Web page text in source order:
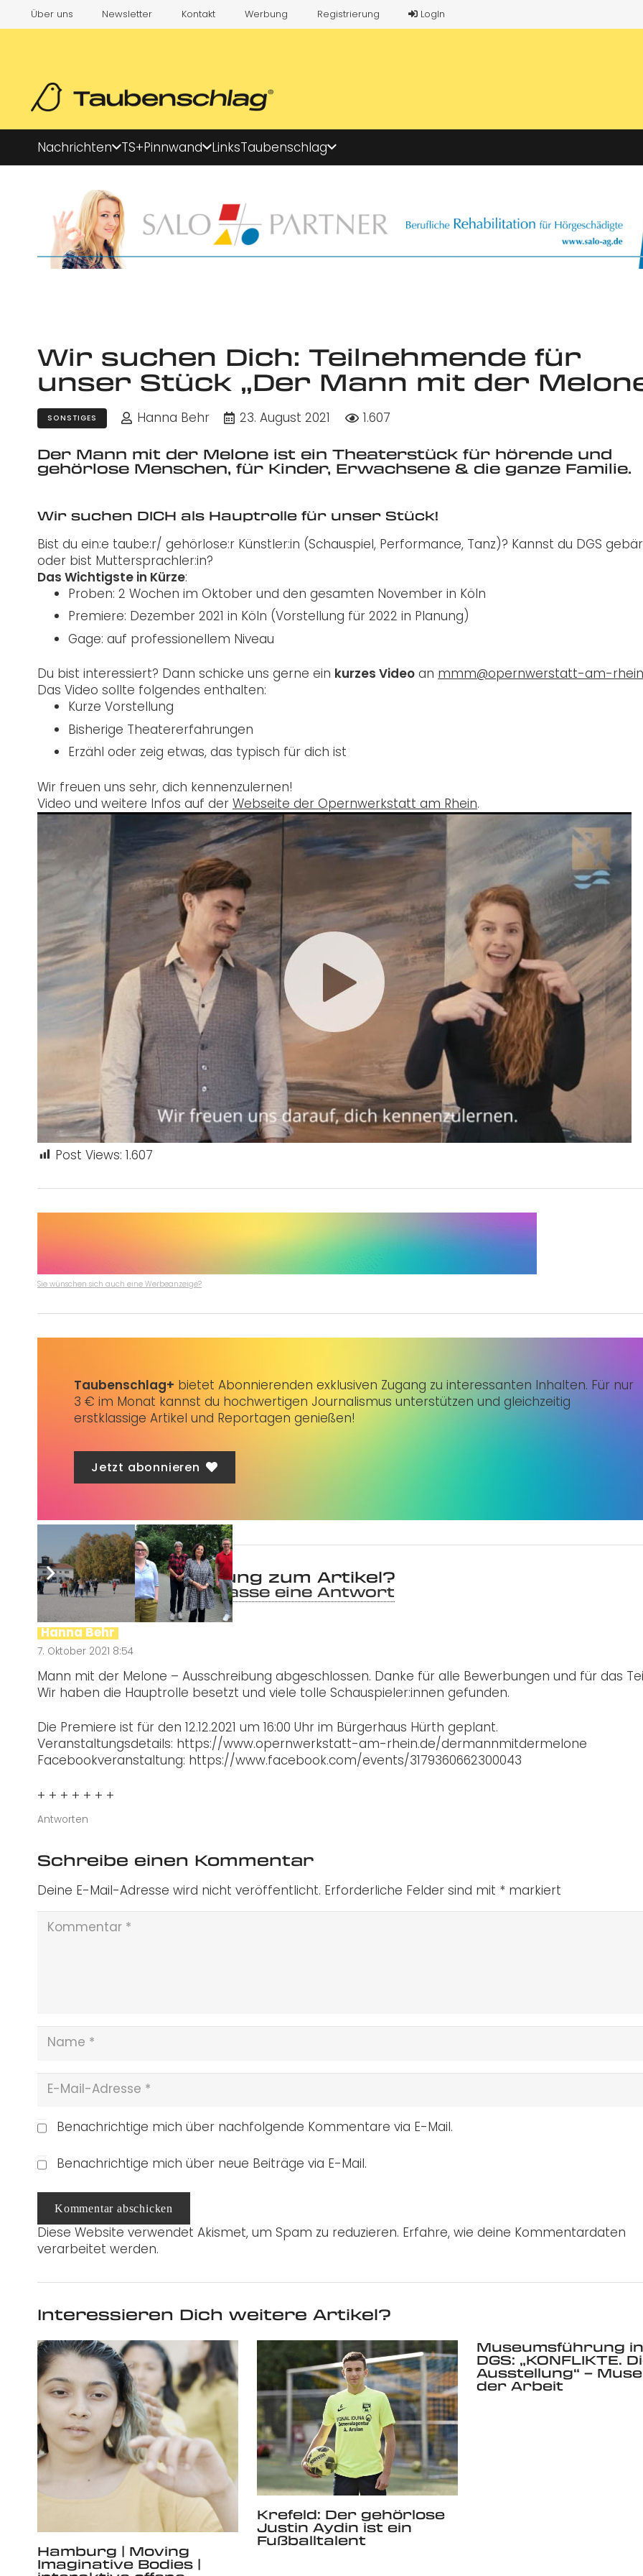
Über uns Newsletter Kontakt Werbung Registrierung LogIn
Nachrichten TS+Pinnwand LinksTaubenschlag
Wir suchen Dich: Teilnehmende für
unser Stück „Der Mann mit der
SONSTIGES Hanna Behr 23. August 2021 1.607
Der Mann mit der Melone ist ein Theaterstück für hörende und
gehörlose Menschen, für Kinder, Erwachsene & die ganze Familie.
Wir suchen DICH als Hauptrolle für unser Stück!
Bist du ein:e taube:r/ gehörlose:r Künstler:in (Schauspiel, Performance, Tanz)? Kannst du DGS
oder bist Muttersprachler:in?
Das Wichtigste in Kürze:
Proben: 2 Wochen im Oktober und den gesamten November in Köln
Premiere: Dezember 2021 in Köln (Vorstellung für 2022 in Planung)
Gage: auf professionellem Niveau
Du bist interessiert? Dann schicke uns gerne ein kurzes Video an mmm@opernwerstatt-am-
Das Video sollte folgendes enthalten:
Kurze Vorstellung
Bisherige Theatererfahrungen
Erzähl oder zeig etwas, das typisch für dich ist
Wir freuen uns sehr, dich kennenzulernen!
Video und weitere Infos auf der Webseite der Opernwerkstatt am Rhein.
Post Views: 1.607
Sie wünschen sich auch eine Werbeanzeige?
Taubenschlag+ bietet Abonnierenden exklusiven Zugang zu interessanten Inhalten. Für nur
3 € im Monat kannst du hochwertigen Journalismus unterstützen und gleichzeitig
erstklassige Artikel und Reportagen genießen!
Jetzt abonnieren
Was ist deine Meinung zum Artikel?
1Kommentar. Hinterlasse eine Antwort
Hanna Behr
7. Oktober 2021 8:54
Mann mit der Melone – Ausschreibung abgeschlossen. Danke für alle Bewerbungen und für das
Wir haben die Hauptrolle besetzt und viele tolle Schauspieler:innen gefunden.
Die Premiere ist für den 12.12.2021 um 16:00 Uhr im Bürgerhaus Hürth geplant.
Veranstaltungsdetails: https://www.opernwerkstatt-am-rhein.de/dermannmitdermelone
Facebookveranstaltung: https://www.facebook.com/events/3179360662300043
+ + + + + + +
Antworten
Schreibe einen Kommentar
Deine E-Mail-Adresse wird nicht veröffentlicht. Erforderliche Felder sind mit * markiert
Benachrichtige mich über nachfolgende Kommentare via E-Mail.
Benachrichtige mich über neue Beiträge via E-Mail.
Kommentar abschicken
Diese Website verwendet Akismet, um Spam zu reduzieren. Erfahre, wie deine Kommentardaten
verarbeitet werden.
Interessieren Dich weitere Artikel?
Hamburg | Moving
Imaginative Bodies |
Krefeld: Der gehörlose
Justin Aydin ist ein
Fußballtalent
Museumsführung in
DGS: „KONFLIKTE.
Ausstellung“ –
der Arbeit